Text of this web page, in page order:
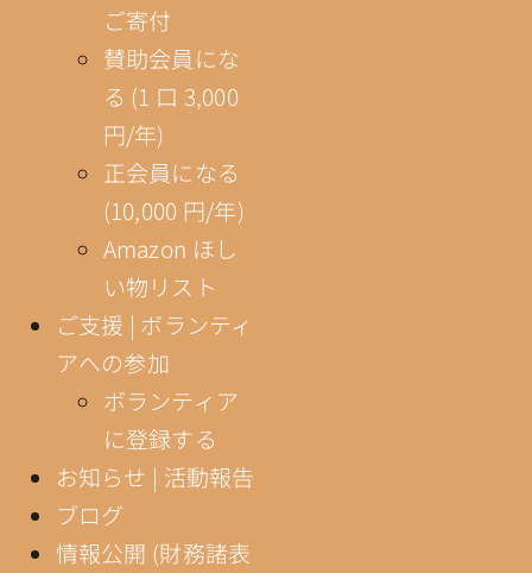
ご寄付
賛助会員にな
る (1 口 3,000
円/年)
正会員になる
(10,000 円/年)
Amazon ほし
い物リスト
ご支援 | ボランティ
アへの参加
ボランティア
に登録する
お知らせ | 活動報告
ブログ
情報公開 (財務諸表